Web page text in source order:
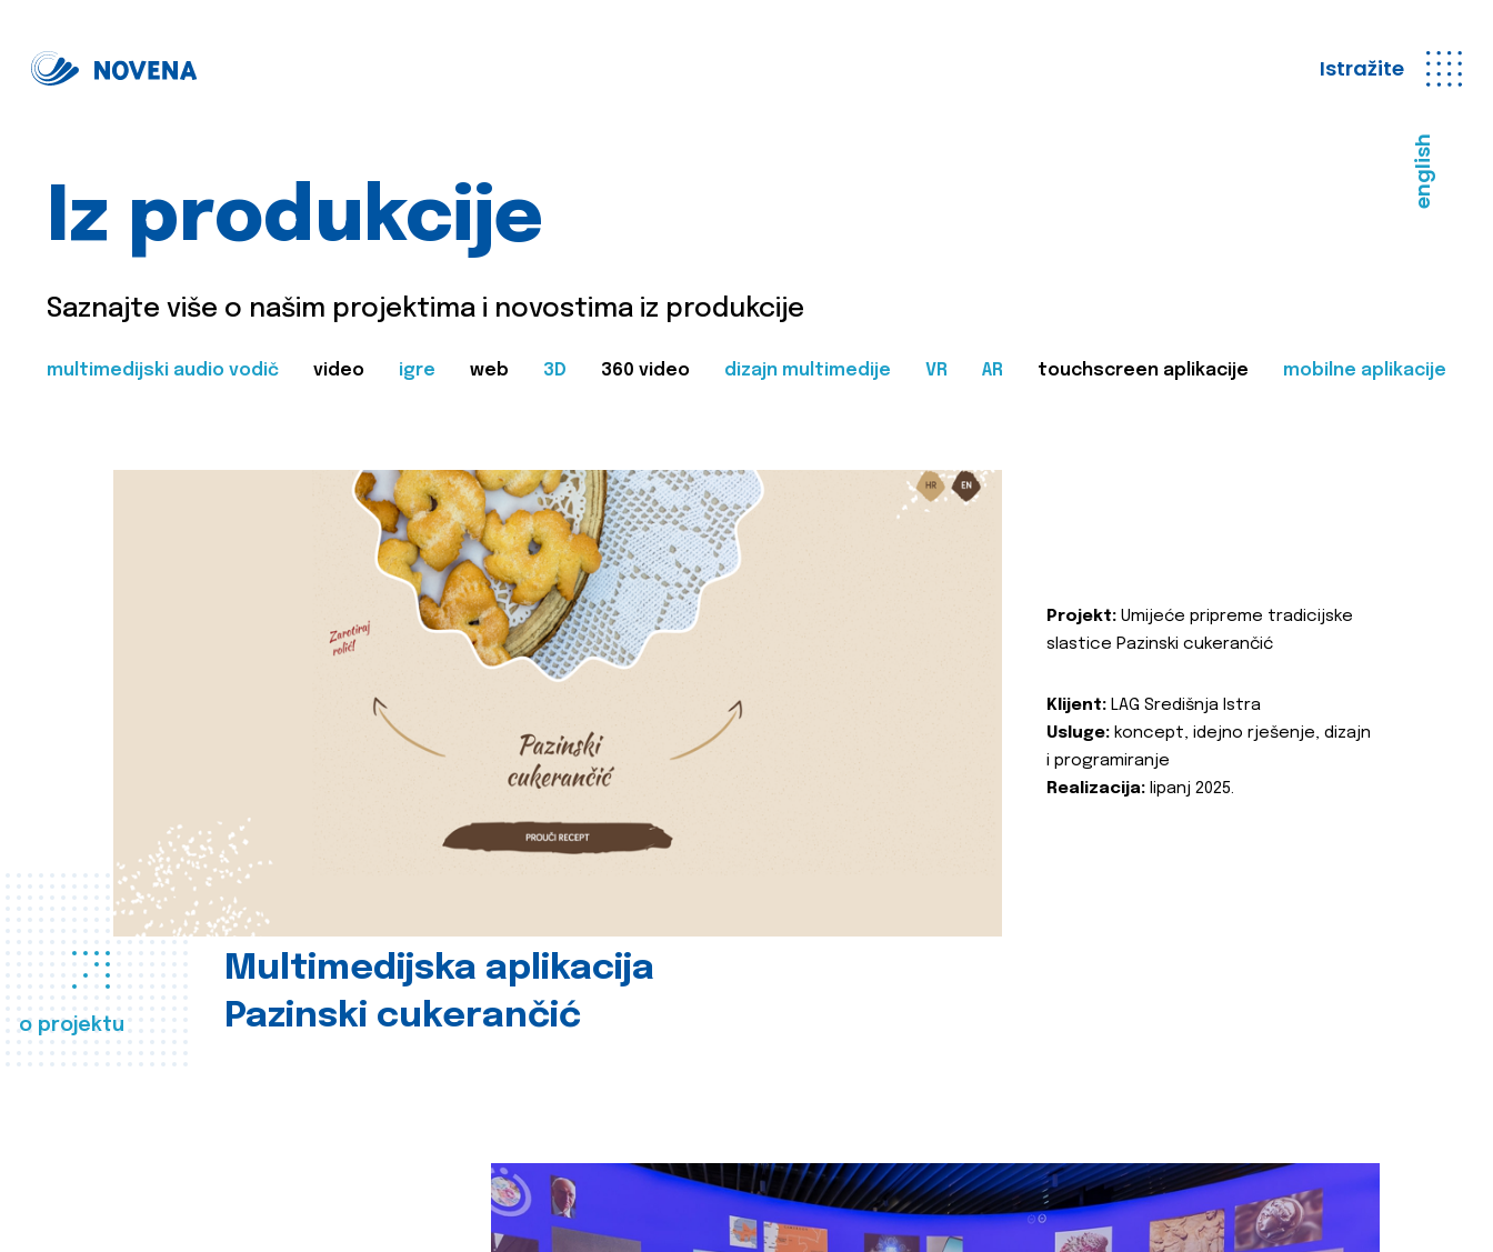
Istražite
english
Iz produkcije
Saznajte više o našim projektima i novostima iz produkcije
multimedijski audio vodič video igre web 3D 360 video dizajn multimedije VR AR touchscreen aplikacije mobilne aplikacije
o projektu
Multimedijska aplikacija
Pazinski cukerančić
Projekt: Umijeće pripreme tradicijske
slastice Pazinski cukerančić
Klijent: LAG Središnja Istra
Usluge: koncept, idejno rješenje, dizajn
i programiranje
Realizacija: lipanj 2025.